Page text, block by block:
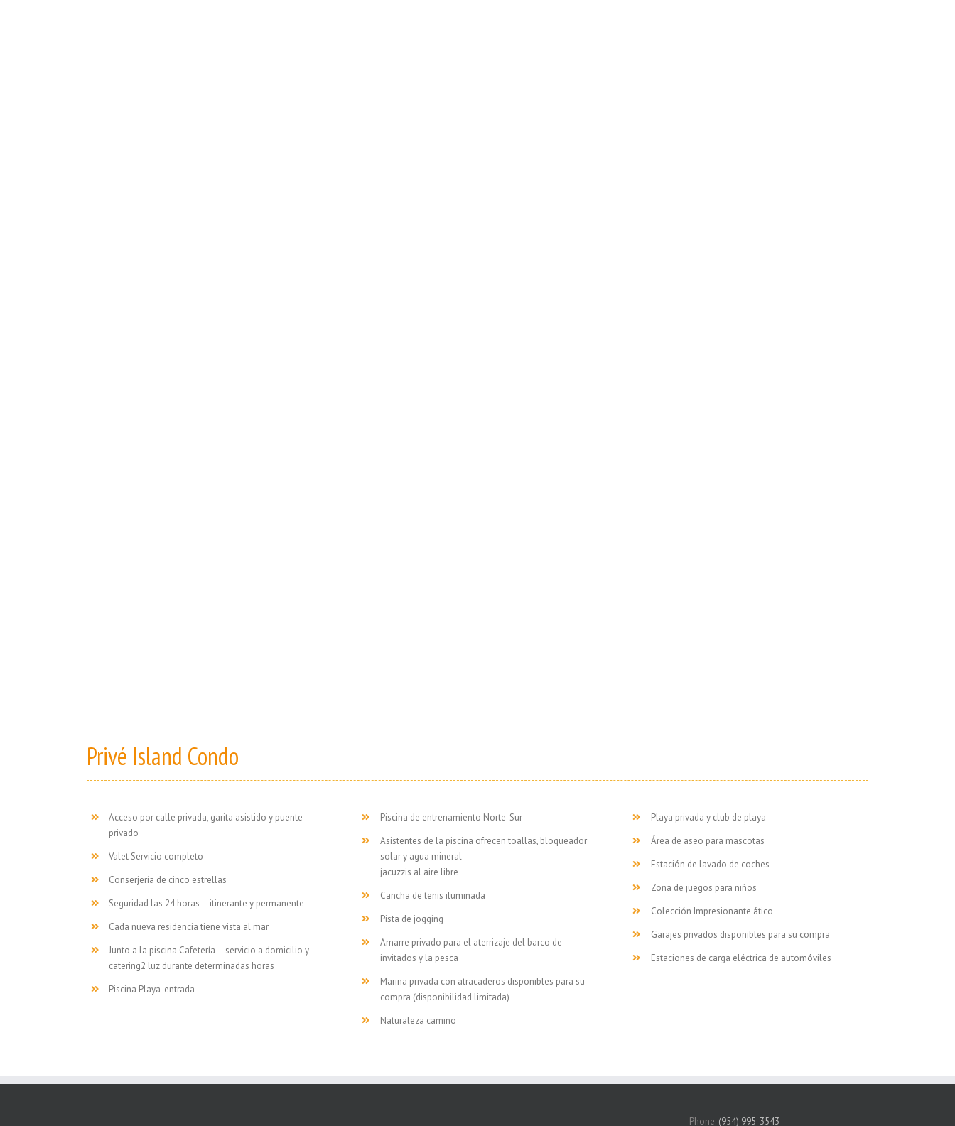
Privé Island Condo
Acceso por calle privada, garita asistido y puente
privado
Valet Servicio completo
Conserjería de cinco estrellas
Seguridad las 24 horas – itinerante y permanente
Cada nueva residencia tiene vista al mar
Junto a la piscina Cafetería – servicio a domicilio y
catering2 luz durante determinadas horas
Piscina Playa-entrada
Piscina de entrenamiento Norte-Sur
Asistentes de la piscina ofrecen toallas, bloqueador
solar y agua mineral
jacuzzis al aire libre
Cancha de tenis iluminada
Pista de jogging
Amarre privado para el aterrizaje del barco de
invitados y la pesca
Marina privada con atracaderos disponibles para su
compra (disponibilidad limitada)
Naturaleza camino
Playa privada y club de playa
Área de aseo para mascotas
Estación de lavado de coches
Zona de juegos para niños
Colección Impresionante ático
Garajes privados disponibles para su compra
Estaciones de carga eléctrica de automóviles
Phone: (954) 995-3543